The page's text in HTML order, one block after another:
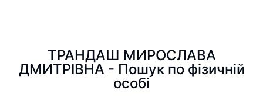
ТРАНДАШ МИРОСЛАВА
ДМИТРІВНА - Пошук по фізичній
особі